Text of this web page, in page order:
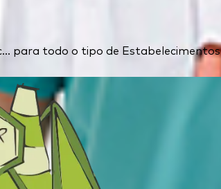
para todo o tipo de Estabelecimentos